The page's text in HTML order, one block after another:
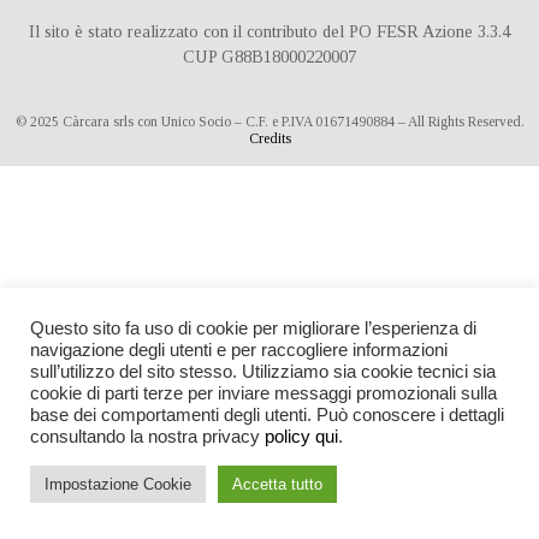
Il sito è stato realizzato con il contributo del PO FESR Azione 3.3.4
CUP G88B18000220007
© 2025 Càrcara srls con Unico Socio – C.F. e P.IVA 01671490884 – All Rights Reserved.
Credits
Questo sito fa uso di cookie per migliorare l’esperienza di
navigazione degli utenti e per raccogliere informazioni
sull’utilizzo del sito stesso. Utilizziamo sia cookie tecnici sia
cookie di parti terze per inviare messaggi promozionali sulla
base dei comportamenti degli utenti. Può conoscere i dettagli
consultando la nostra privacy policy qui.
Impostazione Cookie Accetta tutto